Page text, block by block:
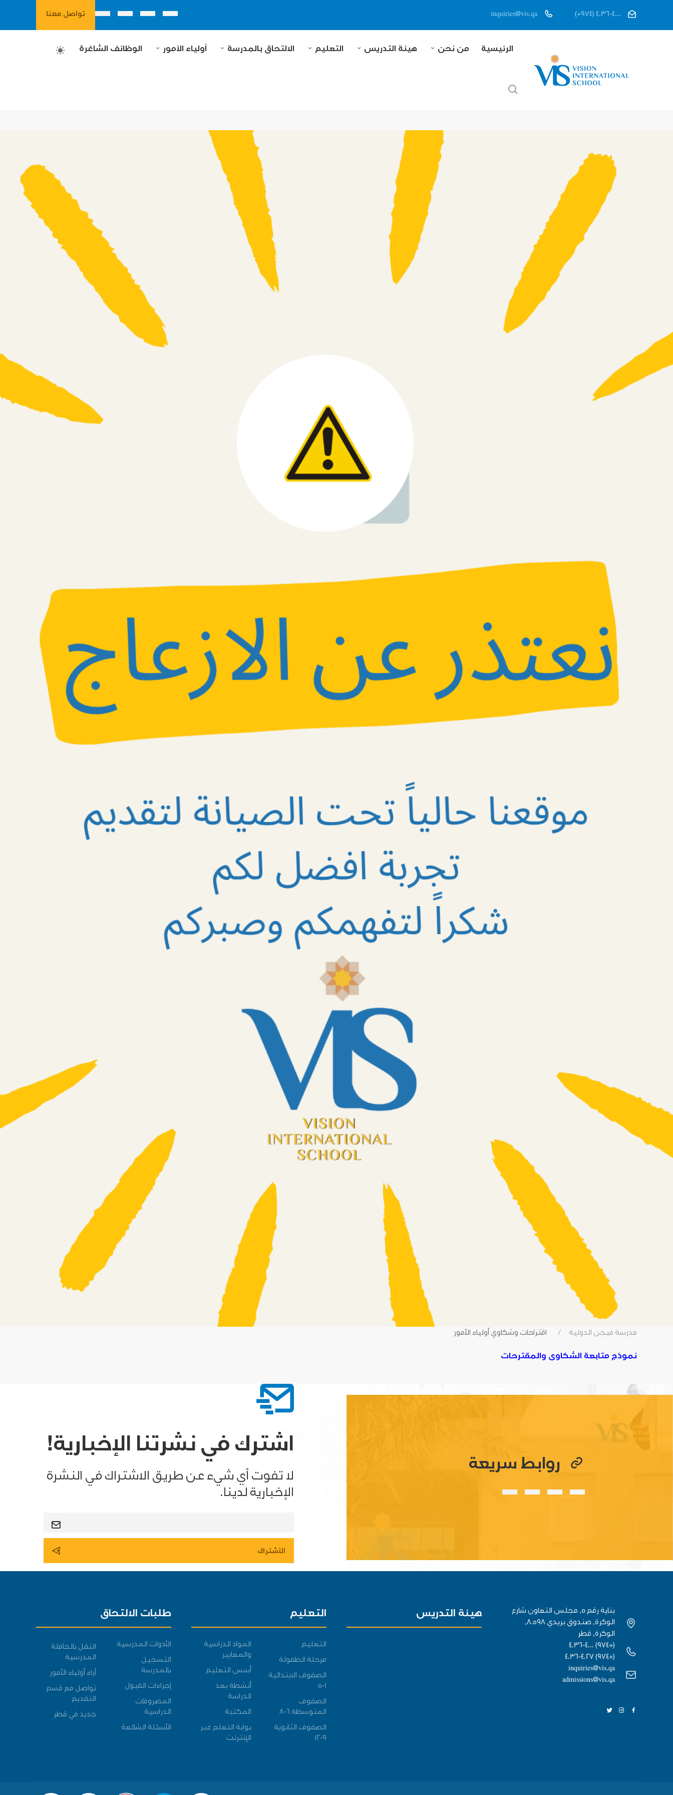
inquiries@vis.qa (+974) 4036-4000 تواصل معنا
الرئيسية من نحن هيئة التدريس التعليم الالتحاق بالمدرسة آولياء الآمور الوظائف الشاغرة
مدرسة فيجن الدولية اقتراحات وشكاوي أولياء الأمور
نموذج متابعة الشكاوى والمقترحات
روابط سريعة
اشترك في نشرتنا الإخبارية!
لا تفوت أي شيء عن طريق الاشتراك في النشرة
الإخبارية لدينا.
بناية رقم 5, مجلس التعاون شارع
الوكرة, صندوق بريدي ٨٠٥٩٨,
الوكرة, قطر
(+974) 4036-4000
(+974) 4036-4027
inquiries@vis.qa
admissions@vis.qa
هيئة التدريس التعليم
التعليم
مرحلة الطفولة
الصفوف الابتدائية
1-5
الصفوف
المتوسطة 6-8
الصفوف الثانوية
9-12
المواد الدراسية
والمعايير
أسس التعليم
أنشطة بعد
الدراسة
المكتبة
بوابة التعلم عبر
الإنترنت
طلبات الالتحاق
الأدوات المدرسية
التسجيل
بالمدرسة
إجراءات القبول
المصروفات
الدراسية
الأسئلة الشائعة
النقل بالحافلة
المدرسية
آراء أولياء الأمور
تواصل مع قسم
التقديم
جديد في قطر